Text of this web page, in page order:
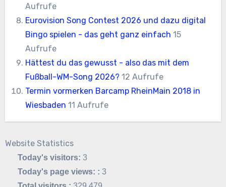
Aufrufe
Eurovision Song Contest 2026 und dazu digital
Bingo spielen - das geht ganz einfach 15
Aufrufe
Hättest du das gewusst - also das mit dem
Fußball-WM-Song 2026? 12 Aufrufe
Termin vormerken Barcamp RheinMain 2018 in
Wiesbaden 11 Aufrufe
Website Statistics
Today's visitors:3
Today's page views: :3